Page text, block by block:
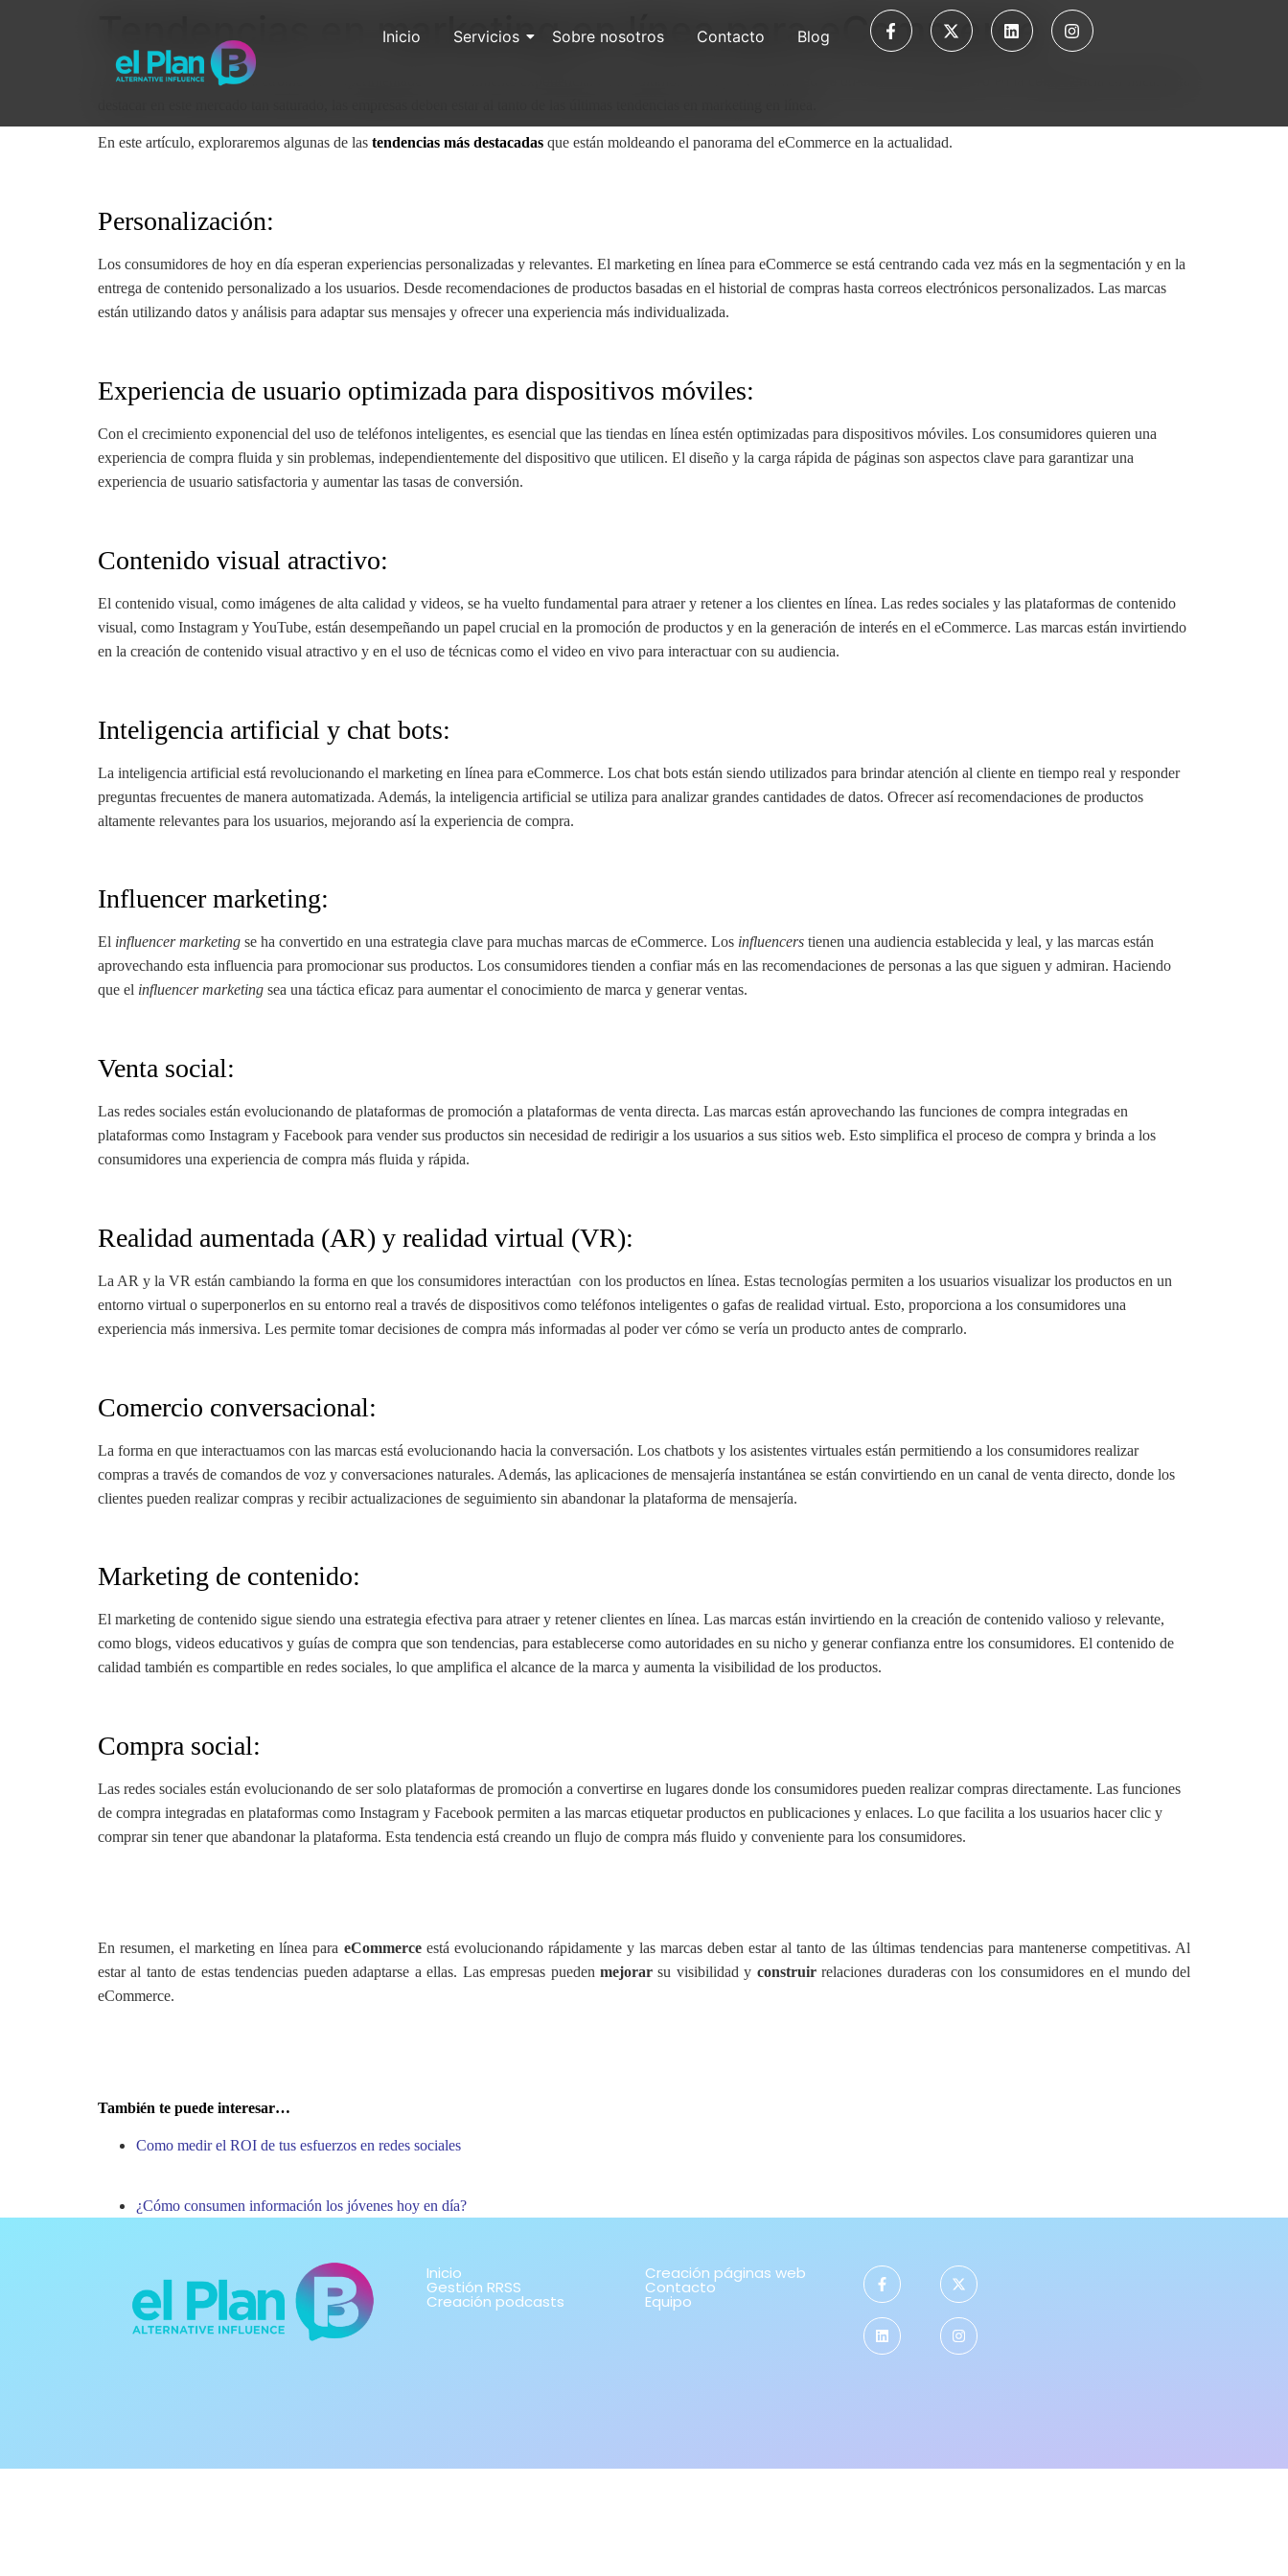
Inicio Servicios Sobre nosotros Contacto Blog
Tendencias en marketing en línea para eCommerce
El mundo del comercio electrónico ha experimentado un crecimiento exponencial en los últimos años, y esto ha llevado a un aumento significativo en la competencia en línea. Para
En este artículo, exploraremos algunas de las tendencias más destacadas que están moldeando el panorama del eCommerce en la actualidad.
Personalización:
Los consumidores de hoy en día esperan experiencias personalizadas y relevantes. El marketing en línea para eCommerce se está centrando cada vez más en la segmentación y en la
entrega de contenido personalizado a los usuarios. Desde recomendaciones de productos basadas en el historial de compras hasta correos electrónicos personalizados. Las marcas
están utilizando datos y análisis para adaptar sus mensajes y ofrecer una experiencia más individualizada.
Experiencia de usuario optimizada para dispositivos móviles:
Con el crecimiento exponencial del uso de teléfonos inteligentes, es esencial que las tiendas en línea estén optimizadas para dispositivos móviles. Los consumidores quieren una
experiencia de compra fluida y sin problemas, independientemente del dispositivo que utilicen. El diseño y la carga rápida de páginas son aspectos clave para garantizar una
experiencia de usuario satisfactoria y aumentar las tasas de conversión.
Contenido visual atractivo:
El contenido visual, como imágenes de alta calidad y videos, se ha vuelto fundamental para atraer y retener a los clientes en línea. Las redes sociales y las plataformas de contenido
visual, como Instagram y YouTube, están desempeñando un papel crucial en la promoción de productos y en la generación de interés en el eCommerce. Las marcas están invirtiendo
en la creación de contenido visual atractivo y en el uso de técnicas como el video en vivo para interactuar con su audiencia.
Inteligencia artificial y chat bots:
La inteligencia artificial está revolucionando el marketing en línea para eCommerce. Los chat bots están siendo utilizados para brindar atención al cliente en tiempo real y responder
preguntas frecuentes de manera automatizada. Además, la inteligencia artificial se utiliza para analizar grandes cantidades de datos. Ofrecer así recomendaciones de productos
altamente relevantes para los usuarios, mejorando así la experiencia de compra.
Influencer marketing:
El influencer marketing se ha convertido en una estrategia clave para muchas marcas de eCommerce. Los influencers tienen una audiencia establecida y leal, y las marcas están
aprovechando esta influencia para promocionar sus productos. Los consumidores tienden a confiar más en las recomendaciones de personas a las que siguen y admiran. Haciendo
que el influencer marketing sea una táctica eficaz para aumentar el conocimiento de marca y generar ventas.
Venta social:
Las redes sociales están evolucionando de plataformas de promoción a plataformas de venta directa. Las marcas están aprovechando las funciones de compra integradas en
plataformas como Instagram y Facebook para vender sus productos sin necesidad de redirigir a los usuarios a sus sitios web. Esto simplifica el proceso de compra y brinda a los
consumidores una experiencia de compra más fluida y rápida.
Realidad aumentada (AR) y realidad virtual (VR):
La AR y la VR están cambiando la forma en que los consumidores interactúan con los productos en línea. Estas tecnologías permiten a los usuarios visualizar los productos en un
entorno virtual o superponerlos en su entorno real a través de dispositivos como teléfonos inteligentes o gafas de realidad virtual. Esto, proporciona a los consumidores una
experiencia más inmersiva. Les permite tomar decisiones de compra más informadas al poder ver cómo se vería un producto antes de comprarlo.
Comercio conversacional:
La forma en que interactuamos con las marcas está evolucionando hacia la conversación. Los chatbots y los asistentes virtuales están permitiendo a los consumidores realizar
compras a través de comandos de voz y conversaciones naturales. Además, las aplicaciones de mensajería instantánea se están convirtiendo en un canal de venta directo, donde los
clientes pueden realizar compras y recibir actualizaciones de seguimiento sin abandonar la plataforma de mensajería.
Marketing de contenido:
El marketing de contenido sigue siendo una estrategia efectiva para atraer y retener clientes en línea. Las marcas están invirtiendo en la creación de contenido valioso y relevante,
como blogs, videos educativos y guías de compra que son tendencias, para establecerse como autoridades en su nicho y generar confianza entre los consumidores. El contenido de
calidad también es compartible en redes sociales, lo que amplifica el alcance de la marca y aumenta la visibilidad de los productos.
Compra social:
Las redes sociales están evolucionando de ser solo plataformas de promoción a convertirse en lugares donde los consumidores pueden realizar compras directamente. Las funciones
de compra integradas en plataformas como Instagram y Facebook permiten a las marcas etiquetar productos en publicaciones y enlaces. Lo que facilita a los usuarios hacer clic y
comprar sin tener que abandonar la plataforma. Esta tendencia está creando un flujo de compra más fluido y conveniente para los consumidores.
En resumen, el marketing en línea para eCommerceestá evolucionando rápidamente y las marcas deben estar al tanto de las últimas tendencias para mantenerse competitivas. Al
estar al tanto de estas tendencias pueden adaptarse a ellas. Las empresas pueden mejorar su visibilidad y construirrelaciones duraderas con los consumidores en el mundo del
eCommerce.
También te puede interesar…
Como medir el ROI de tus esfuerzos en redes sociales
¿Cómo consumen información los jóvenes hoy en día?
Inicio
Gestión RRSS
Creación podcasts
Creación páginas web
Contacto
Equipo